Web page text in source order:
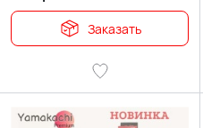
Заказать